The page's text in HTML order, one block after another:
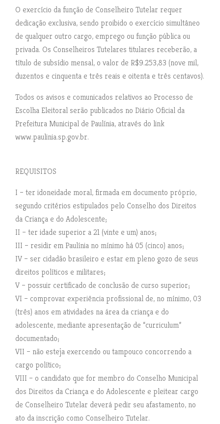
O exercício da função de Conselheiro Tutelar requer
dedicação exclusiva, sendo proibido o exercício simultâneo
de qualquer outro cargo, emprego ou função pública ou
privada. Os Conselheiros Tutelares titulares receberão, a
título de subsídio mensal, o valor de R$9.253,83 (nove mil,
duzentos e cinquenta e três reais e oitenta e três centavos).
Todos os avisos e comunicados relativos ao Processo de
Escolha Eleitoral serão publicados no Diário Oficial da
Prefeitura Municipal de Paulínia, através do link
www.paulinia.sp.gov.br.
REQUISITOS
I – ter idoneidade moral, firmada em documento próprio,
segundo critérios estipulados pelo Conselho dos Direitos
da Criança e do Adolescente;
II – ter idade superior a 21 (vinte e um) anos;
III – residir em Paulínia no mínimo há 05 (cinco) anos;
IV – ser cidadão brasileiro e estar em pleno gozo de seus
direitos políticos e militares;
V – possuir certificado de conclusão de curso superior;
VI – comprovar experiência profissional de, no mínimo, 03
(três) anos em atividades na área da criança e do
adolescente, mediante apresentação de “curriculum”
documentado;
VII – não esteja exercendo ou tampouco concorrendo a
cargo político;
VIII – o candidato que for membro do Conselho Municipal
dos Direitos da Criança e do Adolescente e pleitear cargo
de Conselheiro Tutelar deverá pedir seu afastamento, no
ato da inscrição como Conselheiro Tutelar.